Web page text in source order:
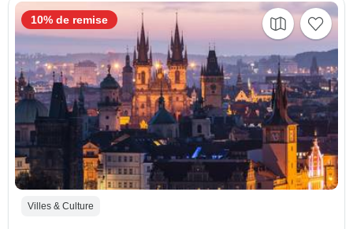
Villes & Culture
10% de remise